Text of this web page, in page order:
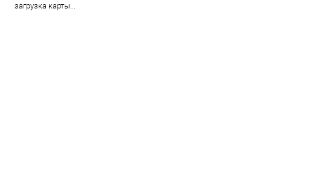
загрузка карты...